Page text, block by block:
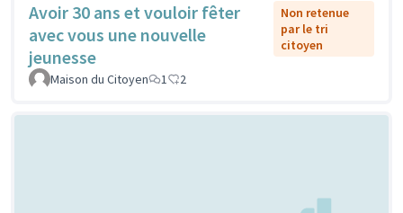
Avoir 30 ans et vouloir fêter
avec vous une nouvelle
jeunesse
Non retenue
par le tri
citoyen
Maison du Citoyen 1 2